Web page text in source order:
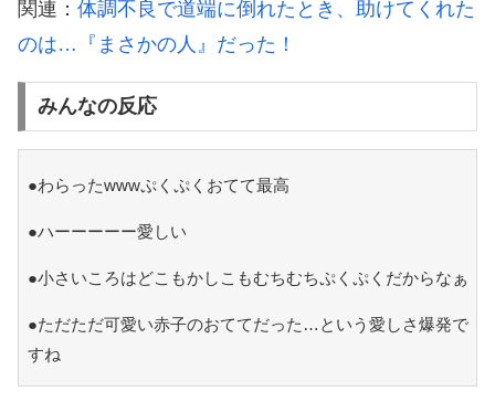
関連： 体調不良で道端に倒れたとき、助けてくれた
のは…『まさかの人』だった！
みんなの反応
●わらったwwwぷくぷくおてて最高
●ハーーーーー愛しい
●小さいころはどこもかしこもむちむちぷくぷくだからなぁ
●ただただ可愛い赤子のおててだった…という愛しさ爆発で
すね